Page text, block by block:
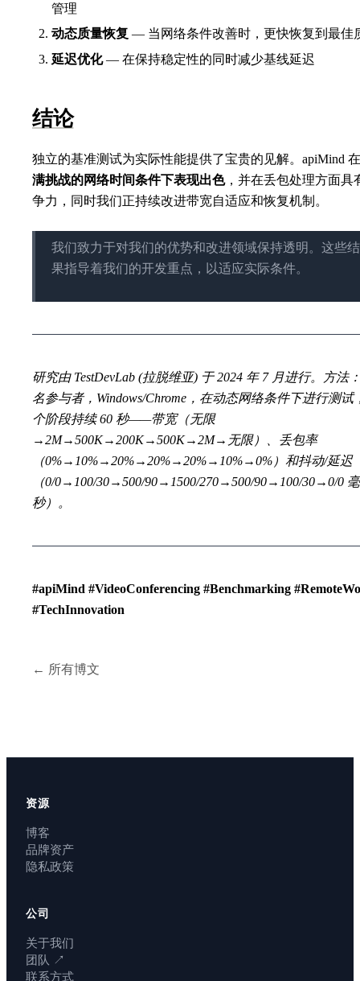
管理
动态质量恢复 — 当网络条件改善时，更快恢复到最佳
延迟优化— 在保持稳定性的同时减少基线延迟
结论
独立的基准测试为实际性能提供了宝贵的见解。apiMind 在
满挑战的网络时间条件下表现出色，并在丢包处理方面具
争力，同时我们正持续改进带宽自适应和恢复机制。
我们致力于对我们的优势和改进领域保持透明。这些结
果指导着我们的开发重点，以适应实际条件。
研究由 TestDevLab (拉脱维亚) 于 2024 年 7 月进行。方法
名参与者，Windows/Chrome，在动态网络条件下进行测试
个阶段持续 60 秒——带宽（无限
→2M→500K→200K→500K→2M→无限）、丢包率
（0%→10%→20%→20%→20%→10%→0%）和抖动/延迟
（0/0→100/30→500/90→1500/270→500/90→100/30→0/0 毫
秒）。
#apiMind #VideoConferencing #Benchmarking
#TechInnovation
← 所有博文
资源
博客
品牌资产
隐私政策
公司
关于我们
团队 ↗
联系方式